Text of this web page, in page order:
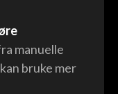
manuelle
bruke mer